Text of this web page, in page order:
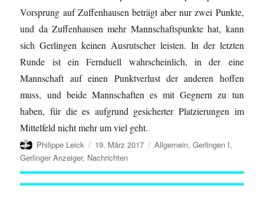
Vorsprung auf Zuffenhausen beträgt aber nur zwei Punkte,
und da Zuffenhausen mehr Mannschaftspunkte hat, kann
sich Gerlingen keinen Ausrutscher leisten. In der letzten
Runde ist ein Fernduell wahrscheinlich, in der eine
Mannschaft auf einen Punktverlust der anderen hoffen
muss, und beide Mannschaften es mit Gegnern zu tun
haben, für die es aufgrund gesicherter Platzierungen im
Mittelfeld nicht mehr um viel geht.
Autor
Philippe Leick
Veröffentlicht
am
19. März 2017 Kategorien
Allgemein,Gerlingen I,
Gerlinger Anzeiger, Nachrichten